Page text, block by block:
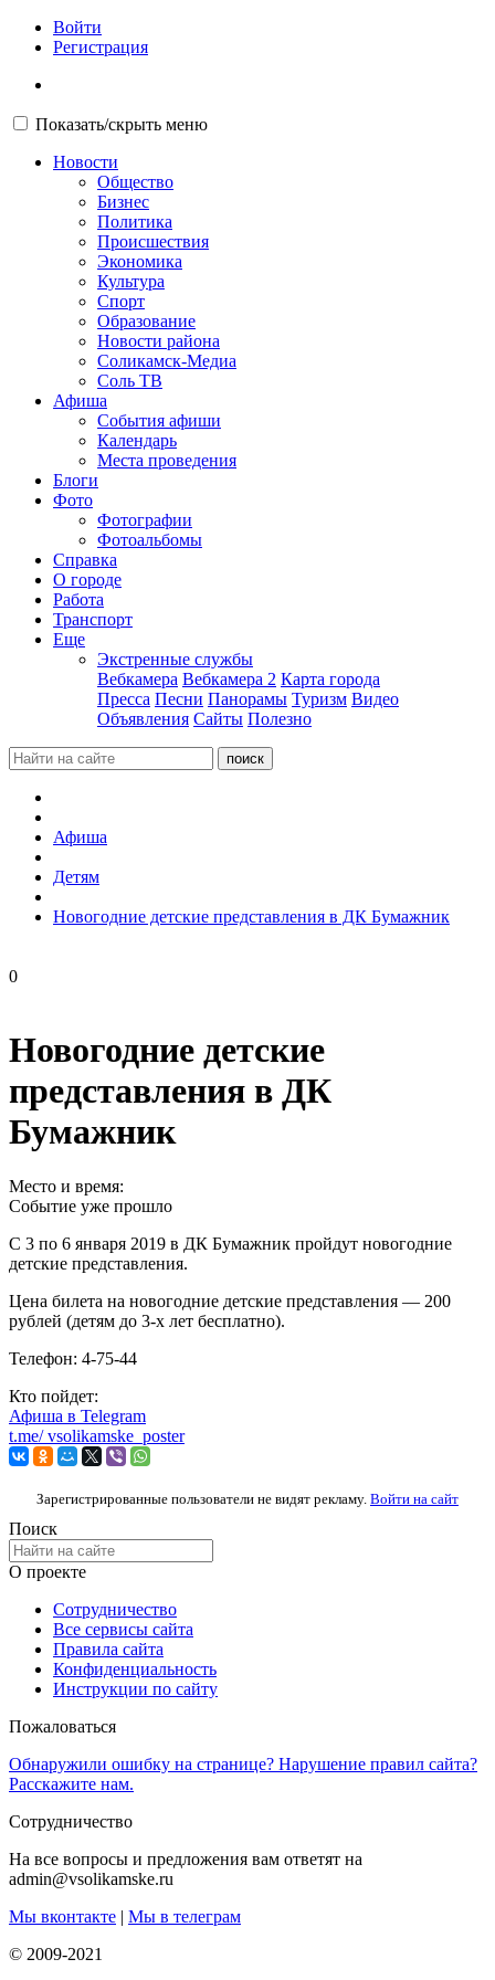
Войти
Регистрация
Показать/скрыть меню
Новости
Общество
Бизнес
Политика
Происшествия
Экономика
Культура
Спорт
Образование
Новости района
Соликамск-Медиа
Соль ТВ
Афиша
События афиши
Календарь
Места проведения
Блоги
Фото
Фотографии
Фотоальбомы
Справка
О городе
Работа
Транспорт
Еще
Экстренные службы
Вебкамера Вебкамера 2 Карта города
Пресса Песни Панорамы Туризм Видео
Объявления Сайты Полезно
Афиша
Детям
Новогодние детские представления в ДК Бумажник
0
Новогодние детские
представления в ДК
Бумажник
Место и время:
Событие уже прошло
С 3 по 6 января 2019 в ДК Бумажник пройдут новогодние
детские представления.
Цена билета на новогодние детские представления — 200
рублей (детям до 3-х лет бесплатно).
Телефон: 4-75-44
Кто пойдет:
Афиша в Telegram
t.me/vsolikamske_poster
Зарегистрированные пользователи не видят рекламу. Войти на сайт
Поиск
О проекте
Сотрудничество
Все сервисы сайта
Правила сайта
Конфиденциальность
Инструкции по сайту
Пожаловаться
Обнаружили ошибку на странице? Нарушение правил сайта?
Расскажите нам.
Сотрудничество
На все вопросы и предложения вам ответят на
admin@vsolikamske.ru
Мы вконтакте | Мы в телеграм
© 2009-2021